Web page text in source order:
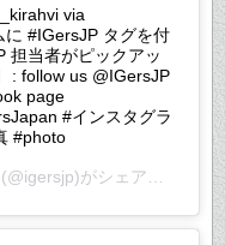
via
#IGersJP タグを付
担当者がピックアッ
: follow us @IGersJP
page
#インスタグラ
#photo
がシェアした投稿 –